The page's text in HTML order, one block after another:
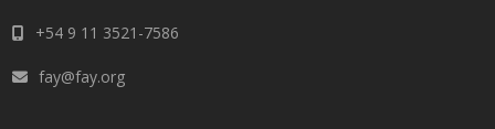
+54 9 11 3521-7586
fay@fay.org